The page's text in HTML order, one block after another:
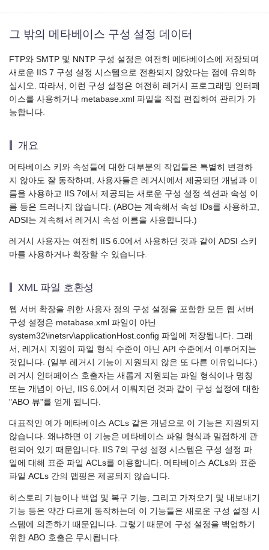
그 밖의 메타베이스 구성 설정 데이터
FTP와 SMTP 및 NNTP 구성 설정은 여전히 메타베이스에 저장되며
새로운 IIS 7 구성 설정 시스템으로 전환되지 않았다는 점에 유의하
십시오. 따라서, 이런 구성 설정은 여전히 레거시 프로그래밍 인터페
이스를 사용하거나 metabase.xml 파일을 직접 편집하여 관리가 가
능합니다.
개요
메타베이스 키와 속성들에 대한 대부분의 작업들은 특별히 변경하
지 않아도 잘 동작하며, 사용자들은 레거시에서 제공되던 개념과 이
름을 사용하고 IIS 7에서 제공되는 새로운 구성 설정 섹션과 속성 이
름 등은 드러나지 않습니다. (ABO는 계속해서 속성 IDs를 사용하고,
ADSI는 계속해서 레거시 속성 이름을 사용합니다.)
레거시 사용자는 여전히 IIS 6.0에서 사용하던 것과 같이 ADSI 스키
마를 사용하거나 확장할 수 있습니다.
XML 파일 호환성
웹 서버 확장을 위한 사용자 정의 구성 설정을 포함한 모든 웹 서버
구성 설정은 metabase.xml 파일이 아닌
system32\inetsrv\applicationHost.config 파일에 저장됩니다. 그래
서, 레거시 지원이 파일 형식 수준이 아닌 API 수준에서 이루어지는
것입니다. (일부 레거시 기능이 지원되지 않은 또 다른 이유입니다.)
레거시 인터페이스 호출자는 새롭게 지원되는 파일 형식이나 명칭
또는 개념이 아닌, IIS 6.0에서 이뤄지던 것과 같이 구성 설정에 대한
"ABO 뷰"를 얻게 됩니다.
대표적인 예가 메타베이스 ACLs 같은 개념으로 이 기능은 지원되지
않습니다. 왜냐하면 이 기능은 메타베이스 파일 형식과 밀접하게 관
련되어 있기 때문입니다. IIS 7의 구성 설정 시스템은 구성 설정 파
일에 대해 표준 파일 ACLs를 이용합니다. 메타베이스 ACLs와 표준
파일 ACLs 간의 맵핑은 제공되지 않습니다.
히스토리 기능이나 백업 및 복구 기능, 그리고 가져오기 및 내보내기
기능 등은 약간 다르게 동작하는데 이 기능들은 새로운 구성 설정 시
스템에 의존하기 때문입니다. 그렇기 때문에 구성 설정을 백업하기
위한 ABO 호출은 무시됩니다.